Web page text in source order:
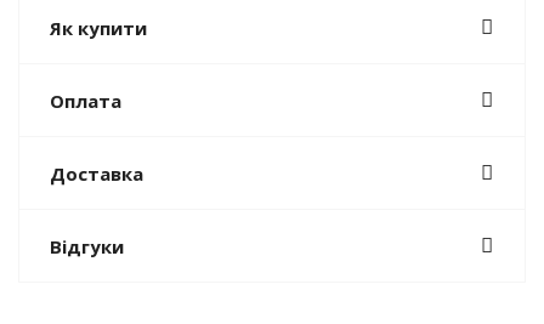
Як купити
Оплата
Доставка
Відгуки